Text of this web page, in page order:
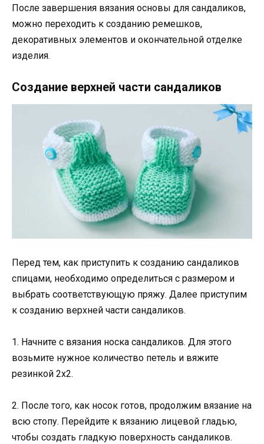
После завершения вязания основы для сандаликов,
можно переходить к созданию ремешков,
декоративных элементов и окончательной отделке
изделия.
Создание верхней части сандаликов
Перед тем, как приступить к созданию сандаликов
спицами, необходимо определиться с размером и
выбрать соответствующую пряжу. Далее приступим
к созданию верхней части сандаликов.
1. Начните с вязания носка сандаликов. Для этого
возьмите нужное количество петель и вяжите
резинкой 2х2.
2. После того, как носок готов, продолжим вязание на
всю стопу. Перейдите к вязанию лицевой гладью,
чтобы создать гладкую поверхность сандаликов.